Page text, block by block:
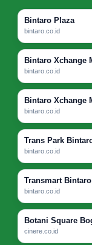
Bintaro Plaza
bintaro.co.id
Bintaro Xchange
bintaro.co.id
Bintaro Xchange
bintaro.co.id
Trans Park
bintaro.co.id
Transmart
bintaro.co.id
Botani Square
cinere.co.id